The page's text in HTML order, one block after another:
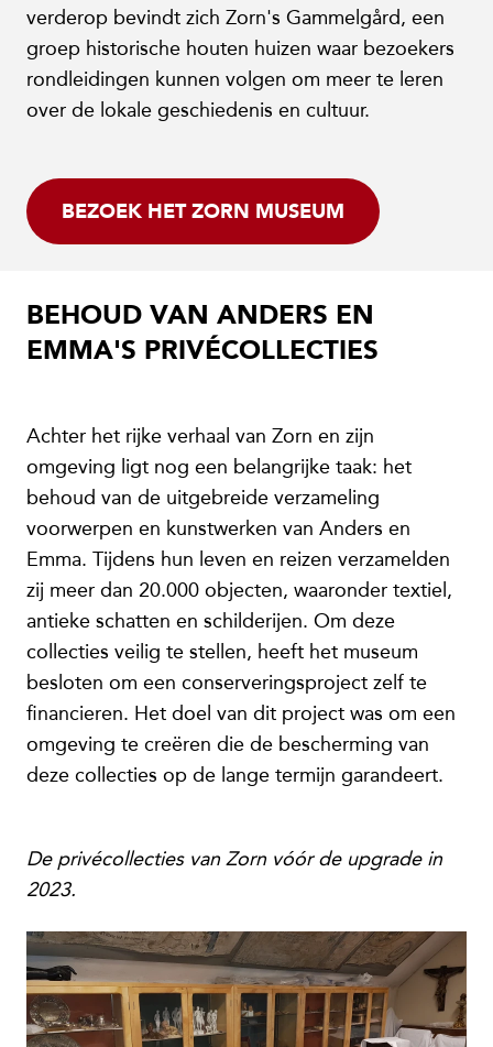
verderop bevindt zich Zorn's Gammelgård, een
groep historische houten huizen waar bezoekers
rondleidingen kunnen volgen om meer te leren
over de lokale geschiedenis en cultuur.
BEZOEK HET ZORN MUSEUM
BEHOUD VAN ANDERS EN
EMMA'S PRIVÉCOLLECTIES
Achter het rijke verhaal van Zorn en zijn
omgeving ligt nog een belangrijke taak: het
behoud van de uitgebreide verzameling
voorwerpen en kunstwerken van Anders en
Emma. Tijdens hun leven en reizen verzamelden
zij meer dan 20.000 objecten, waaronder textiel,
antieke schatten en schilderijen. Om deze
collecties veilig te stellen, heeft het museum
besloten om een conserveringsproject zelf te
financieren. Het doel van dit project was om een
omgeving te creëren die de bescherming van
deze collecties op de lange termijn garandeert.
De privécollecties van Zorn vóór de upgrade in
2023.